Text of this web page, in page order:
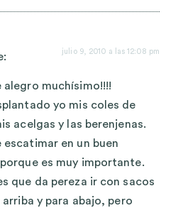
julio 9, 2010 a las 12:08 pm
alegro muchísimo!!!!
yo mis coles de
acelgas y las berenjenas.
escatimar en un buen
es muy importante.
que da pereza ir con sacos
arriba y para abajo, pero